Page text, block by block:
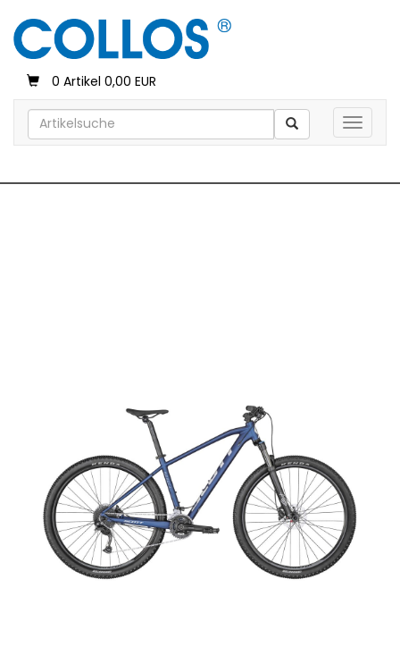
0 Artikel 0,00 EUR
Toggle